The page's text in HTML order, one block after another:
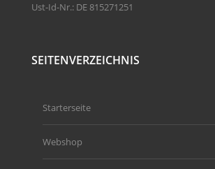
Ust-Id-Nr.: DE 815271251
SEITENVERZEICHNIS
Starterseite
Webshop